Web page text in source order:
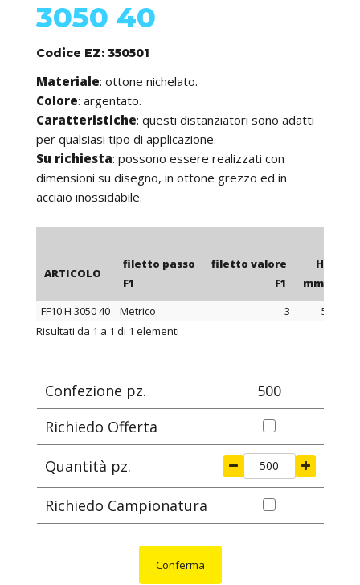
3050 40
Codice EZ: 350501
Materiale: ottone nichelato.
Colore: argentato.
Caratteristiche: questi distanziatori sono adatti
per qualsiasi tipo di applicazione.
Su richiesta: possono essere realizzati con
dimensioni su disegno, in ottone grezzo ed in
acciaio inossidabile.
ARTICOLO
filetto passo
F1
filetto valore
F1
H
mm
ARTICOLO
filetto passo
FF10 H 3050 40 Metrico 3 5
Risultati da 1 a 1 di 1 elementi
Confezione pz.
500
Richiedo Offerta
Quantità pz.
Richiedo Campionatura
Conferma